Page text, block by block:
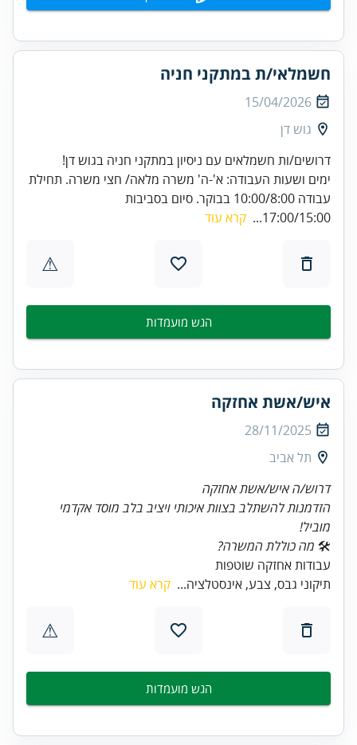
חשמלאי/ת במתקני חניה
15/04/2026
גוש דן
דרושים/ות חשמלאים עם ניסיון במתקני חניה בגוש דן!
ימים ושעות העבודה: א'-ה' משרה מלאה/ חצי משרה. תחילת
עבודה 10:00/8:00 בבוקר. סיום בסביבות
17:00/15:00...
קרא עוד
⚠
הגש מועמדות
איש/אשת אחזקה
28/11/2025
תל אביב
דרוש/ה איש/אשת אחזקה
הזדמנות להשתלב בצוות איכותי ויציב בלב מוסד אקדמי
מוביל!
🛠 מה כוללת המשרה?
עבודות אחזקה שוטפות
תיקוני גבס, צבע, אינסטלציה... קרא עוד
⚠
הגש מועמדות